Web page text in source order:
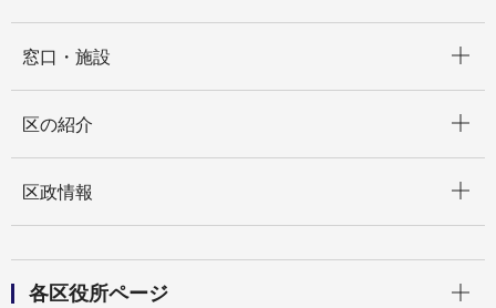
窓口・施設
区の紹介
区政情報
各区役所ページ